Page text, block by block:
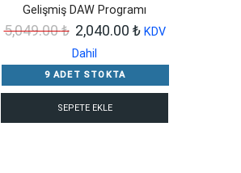
Gelişmiş DAW Programı
5,049.00₺ Orijinal
fiyat:
5,049.00 ₺.
2,040.00 ₺Şu
2,040.00 ₺.
KDV
Dahil
9 ADET STOKTA
SEPETE EKLE